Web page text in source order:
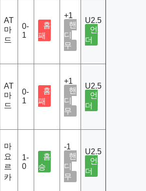
AT
마
드
0-
1
홈
패
+1
핸
디
무
U2.5
언
더
AT
마
드
0-
1
홈
패
+1
핸
디
무
U2.5
언
더
마
요
르
카
1-
0
홈
승
-1
핸
디
무
U2.5
언
더